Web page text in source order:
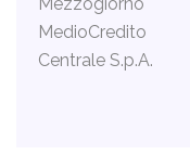
MedioCredito
Centrale S.p.A.